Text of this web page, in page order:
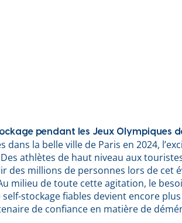
pendant les Jeux Olympiques
dans la belle ville de Paris en 2024,
athlètes de haut niveau aux
des millions de personnes lors de cet
milieu de toute cette agitation, le
stockage fiables devient encore
de confiance en matière de